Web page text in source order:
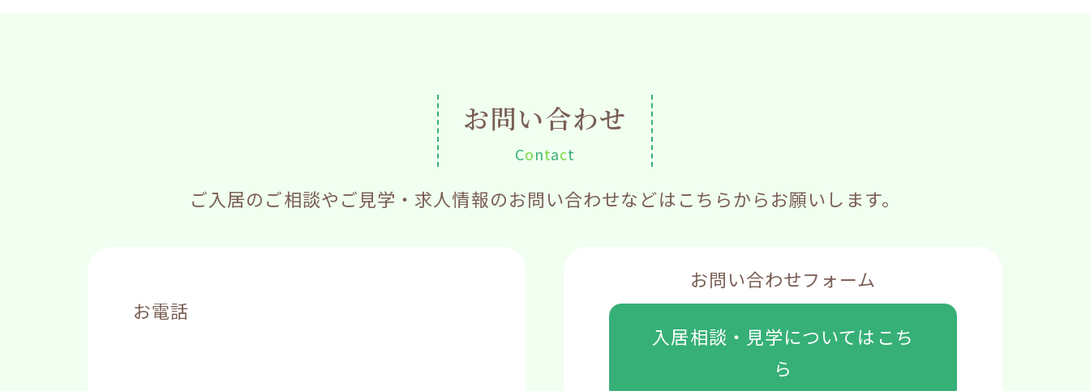
お問い合わせ
Contact
ご入居のご相談やご見学・求人情報のお問い合わせなどはこちらからお願いします。
お電話
お問い合わせフォーム
入居相談・見学については こち
ら